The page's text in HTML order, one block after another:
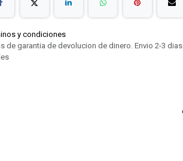
y condiciones
de garantia de devolucion de dinero. Envio 2-3 dias